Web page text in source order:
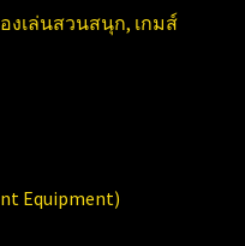
งเล่นสวนสนุก, เกมส์
Equipment)